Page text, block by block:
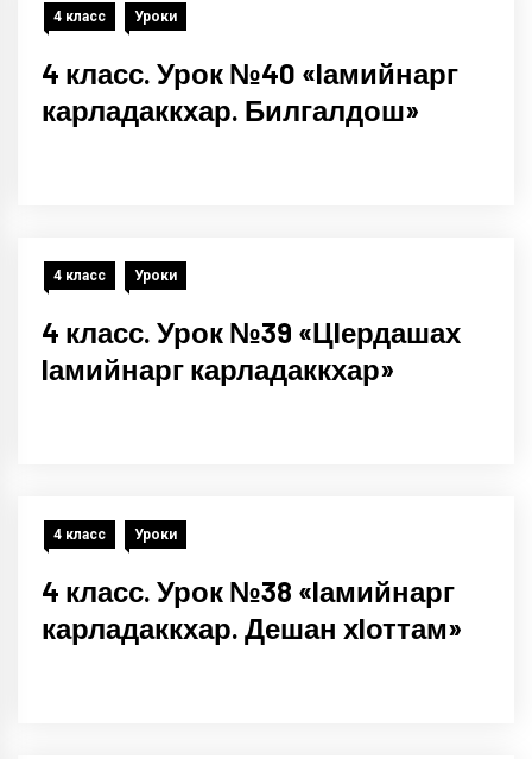
4 класс Уроки
4 класс. Урок №40 «Iамийнарг
карладаккхар. Билгалдош»
4 класс Уроки
4 класс. Урок №39 «ЦIердашах
Iамийнарг карладаккхар»
4 класс Уроки
4 класс. Урок №38 «Iамийнарг
карладаккхар. Дешан хIоттам»